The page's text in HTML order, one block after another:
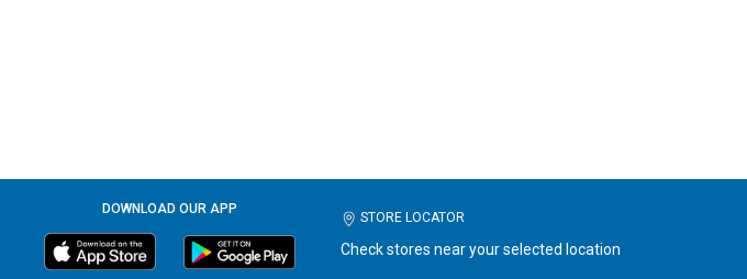
DOWNLOAD OUR APP
STORE LOCATOR
Check stores near your selected location